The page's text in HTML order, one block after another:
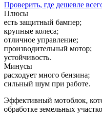
Проверить, где дешевле
Плюсы
есть защитный бампер;
крупные колеса;
отличное управление;
производительный мотор;
устойчивость.
Минусы
расходует много бензина;
сильный шум при работе.
Эффективный мотоблок,
обработке земельных